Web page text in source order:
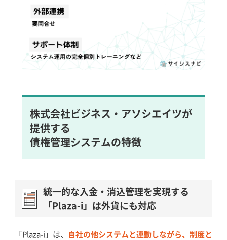
株式会社ビジネス・アソシエイツが
提供する
債権管理システムの特徴
統一的な入金・消込管理を実現する
「Plaza-i」は外貨にも対応
「Plaza-i」は、
自社の他システムと連動しながら、制度と